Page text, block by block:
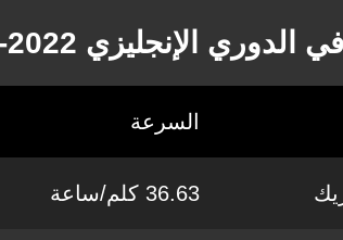
الإنجليزي 2022-23
السرعة
36.63 كلم/ساعة